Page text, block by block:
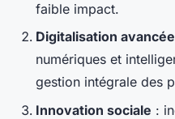
faible impact.
Digitalisation avancée
numériques et
gestion intégrale des
Innovation sociale :